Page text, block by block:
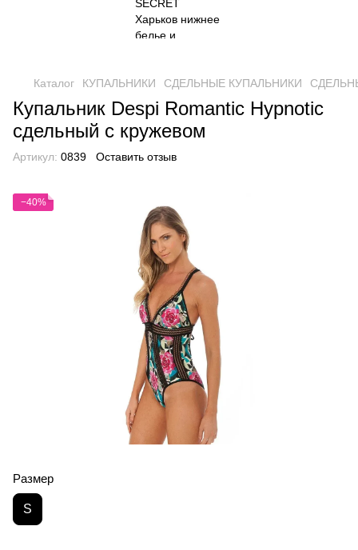
Каталог КУПАЛЬНИКИ СДЕЛЬНЫЕ КУПАЛЬНИКИ
Купальник Despi Romantic Hypnotic
сдельный с кружевом
Артикул: 0839 Оставить отзыв
−40%
Размер
S